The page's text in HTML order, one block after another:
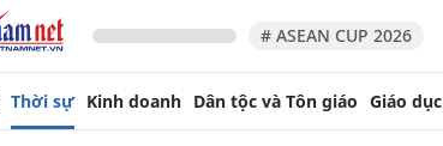
# ASEAN CUP 2026
Thời sự Kinh doanh Dân tộc và Tôn giáo Giáo dục